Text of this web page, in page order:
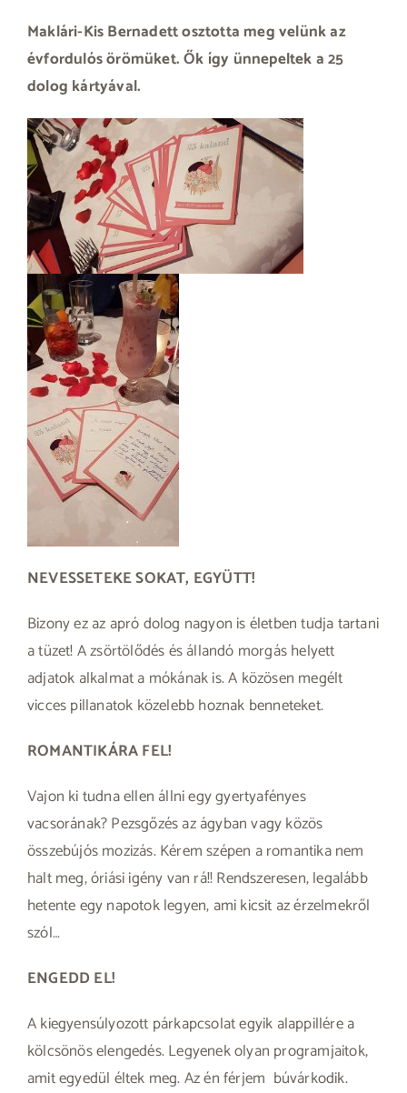
Maklári-Kis Bernadett osztotta meg velünk az
évfordulós örömüket. Ők így ünnepeltek a 25
dolog kártyával.
NEVESSETEKE SOKAT, EGYÜTT!
Bizony ez az apró dolog nagyon is életben tudja tartani
a tüzet! A zsörtölődés és állandó morgás helyett
adjatok alkalmat a mókának is. A közösen megélt
vicces pillanatok közelebb hoznak benneteket.
ROMANTIKÁRA FEL!
Vajon ki tudna ellen állni egy gyertyafényes
vacsorának? Pezsgőzés az ágyban vagy közös
összebújós mozizás. Kérem szépen a romantika nem
halt meg, óriási igény van rá!! Rendszeresen, legalább
hetente egy napotok legyen, ami kicsit az érzelmekről
szól…
ENGEDD EL!
A kiegyensúlyozott párkapcsolat egyik alappillére a
kölcsönös elengedés. Legyenek olyan programjaitok,
amit egyedül éltek meg. Az én férjem búvárkodik.